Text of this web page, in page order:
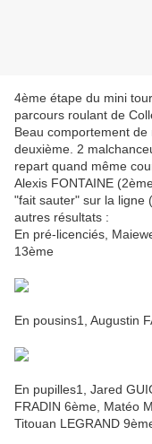
4ème étape du mini
parcours roulant de
Beau comportement
deuxième. 2
repart quand même
Alexis FONTAINE
"fait sauter" sur la ligne
autres résultats :
En pré-licenciés,
13ème
En pousins1, Augustin
En pupilles1, Jared
FRADIN 6ème, Matéo
Titouan LEGRAND